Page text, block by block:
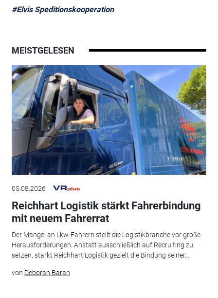
#Elvis Speditionskooperation
MEISTGELESEN
05.08.2026
Reichhart Logistik stärkt Fahrerbindung
mit neuem Fahrerrat
Der Mangel an Lkw-Fahrern stellt die Logistikbranche vor große
Herausforderungen. Anstatt ausschließlich auf Recruiting zu
setzen, stärkt Reichhart Logistik gezielt die Bindung seiner...
von Deborah Baran